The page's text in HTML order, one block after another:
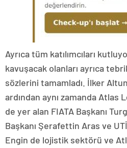
Ayrıca tüm katılımcıları
kavuşacak olanları ayrıca
sözlerini tamamladı. İlker
ardından aynı zamanda
de yer alan FIATA Başkanı
Başkanı Şerafettin Aras ve
Engin de lojistik sektörü ve